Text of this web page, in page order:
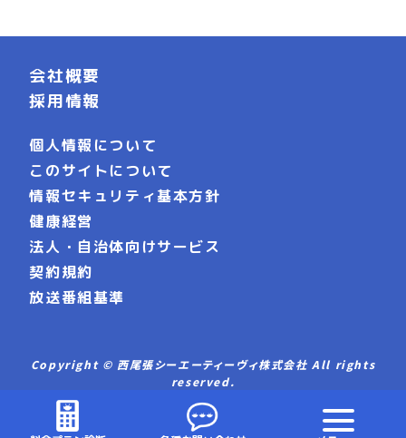
会社概要
採用情報
個人情報について
このサイトについて
情報セキュリティ基本方針
健康経営
法人・自治体向けサービス
契約規約
放送番組基準
Copyright © 西尾張シーエーティーヴィ株式会社 All rights
reserved.